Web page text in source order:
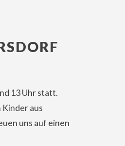
13 Uhr statt.
Kinder aus
uns auf einen